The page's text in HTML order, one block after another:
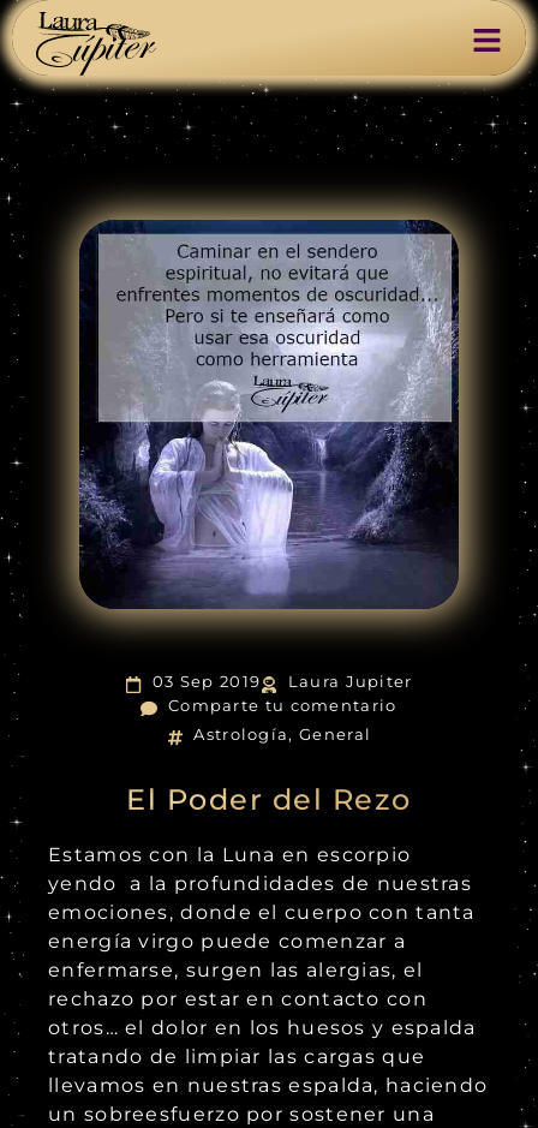
03 Sep 2019
Laura Jupiter
Comparte tu comentario
Astrología , General
El Poder del Rezo
Estamos con la Luna en escorpio
yendo a la profundidades de nuestras
emociones, donde el cuerpo con tanta
energía virgo puede comenzar a
enfermarse, surgen las alergias, el
rechazo por estar en contacto con
otros… el dolor en los huesos y espalda
tratando de limpiar las cargas que
llevamos en nuestras espalda, haciendo
un sobreesfuerzo por sostener una